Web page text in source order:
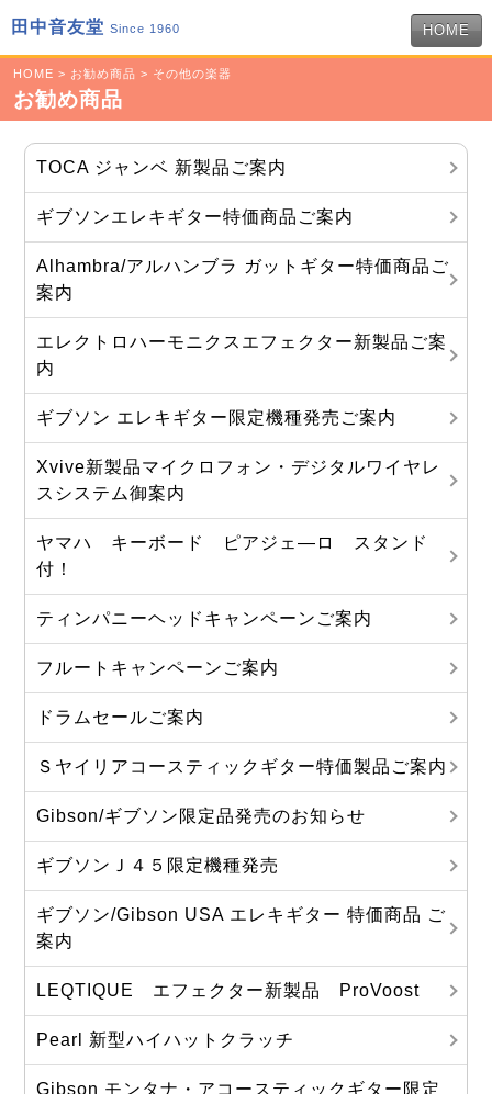
田中音友堂 Since 1960 HOME
HOME > お勧め商品 > その他の楽器
お勧め商品
TOCA ジャンベ 新製品ご案内
ギブソンエレキギター特価商品ご案内
Alhambra/アルハンブラ ガットギター特価商品ご
案内
エレクトロハーモニクスエフェクター新製品ご案
内
ギブソン エレキギター限定機種発売ご案内
Xvive新製品マイクロフォン・デジタルワイヤレ
スシステム御案内
ヤマハ キーボード ピアジェ―ロ スタンド
付！
ティンパニーヘッドキャンペーンご案内
フルートキャンペーンご案内
ドラムセールご案内
Ｓヤイリアコースティックギター特価製品ご案内
Gibson/ギブソン限定品発売のお知らせ
ギブソンＪ４５限定機種発売
ギブソン/Gibson USA エレキギター 特価商品 ご
案内
LEQTIQUE エフェクター新製品 ProVoost
Pearl 新型ハイハットクラッチ
Gibson モンタナ・アコースティックギター限定